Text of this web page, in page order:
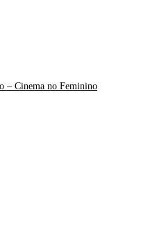
– Cinema no Feminino